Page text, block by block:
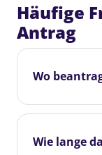
Häufige
Antrag
Wo
Wie lange